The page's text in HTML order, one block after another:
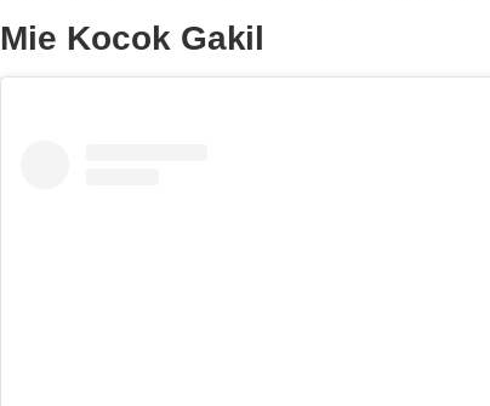
Mie Kocok Gakil